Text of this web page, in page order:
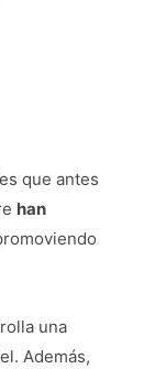
que antes
han
una
Además,